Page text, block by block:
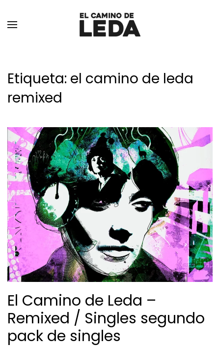
Ir al contenido principal
Etiqueta: el camino de leda
remixed
El Camino de Leda –
Remixed / Singles segundo
pack de singles